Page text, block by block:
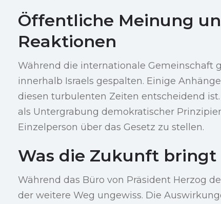
Öffentliche Meinung
Reaktionen
Während die internationale Gemeinschaft
innerhalb Israels gespalten. Einige
diesen turbulenten Zeiten entscheidend
als Untergrabung demokratischer
Einzelperson über das Gesetz zu stellen.
Was die Zukunft bringt
Während das Büro von Präsident Herzog
der weitere Weg ungewiss. Die